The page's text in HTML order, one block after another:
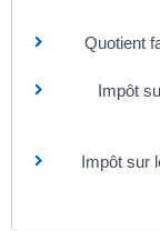
Quotient
Impôt
Impôt sur